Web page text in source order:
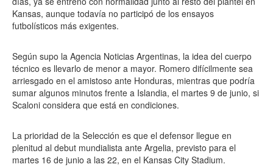
Kansas, aunque todavía no participó de los ensayos
futbolísticos más exigentes.
Según supo la Agencia Noticias Argentinas, la idea del cuerpo
técnico es llevarlo de menor a mayor. Romero difícilmente sea
arriesgado en el amistoso ante Honduras, mientras que podría
sumar algunos minutos frente a Islandia, el martes 9 de junio, si
Scaloni considera que está en condiciones.
La prioridad de la Selección es que el defensor llegue en
plenitud al debut mundialista ante Argelia, previsto para el
martes 16 de junio a las 22, en el Kansas City Stadium.